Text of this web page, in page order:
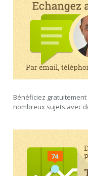
Bénéficiez
nombreux sujets avec